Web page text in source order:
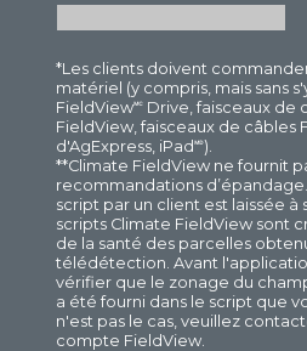
*Les clients doivent
matériel (y compris, mais sans
FieldView🅪 Drive, faisceaux de
FieldView, faisceaux de câbles
d'AgExpress, iPad🅫).
**Climate FieldView ne fournit
recommandations
script par un client est laissée à
scripts Climate FieldView sont
de la santé des parcelles
télédétection. Avant
vérifier que le zonage du
a été fourni dans le script que
n'est pas le cas, veuillez
compte FieldView.